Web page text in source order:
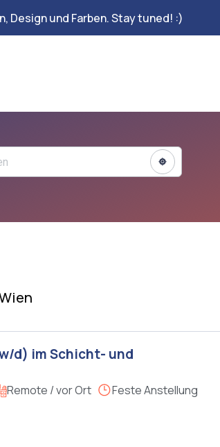
Design und Farben. Stay tuned! :)
d) im Schicht- und
Remote / vor Ort Feste Anstellung